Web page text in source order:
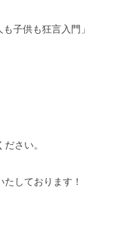
子供も狂言入門」
さい。
しております！